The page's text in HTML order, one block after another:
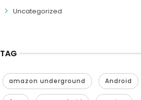
Uncategorized
TAG
amazon underground Android